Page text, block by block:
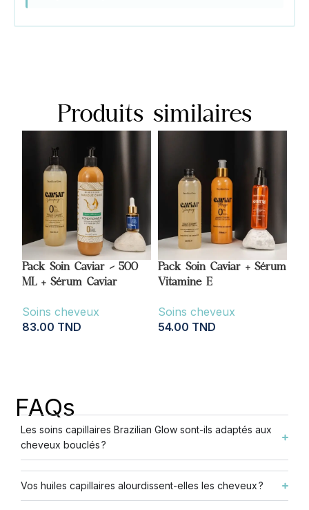
Produits similaires
Pack Soin Caviar – 500
ML + Sérum Caviar
Soins cheveux
83.00 TND
Pack Soin Caviar + Sérum
Vitamine E
Soins cheveux
54.00 TND
FAQs
Les soins capillaires Brazilian Glow sont-ils adaptés aux
cheveux bouclés ?
Vos huiles capillaires alourdissent-elles les cheveux ?